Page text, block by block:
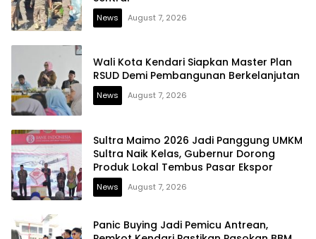
News August 7, 2026
Wali Kota Kendari Siapkan Master Plan
RSUD Demi Pembangunan Berkelanjutan
News August 7, 2026
Sultra Maimo 2026 Jadi Panggung UMKM
Sultra Naik Kelas, Gubernur Dorong
Produk Lokal Tembus Pasar Ekspor
News August 7, 2026
Panic Buying Jadi Pemicu Antrean,